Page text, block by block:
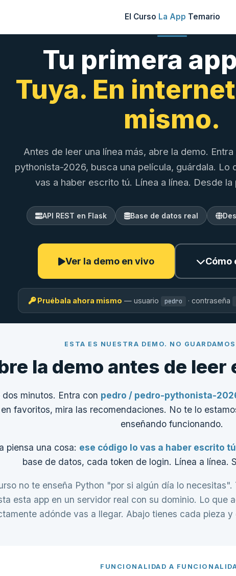
El Curso La App Temario
Tu primera
Tuya. En
mismo.
Antes de leer una línea más, abre la demo.
pythonista-2026, busca una película, guárdala. Lo
vas a haber escrito tú. Línea a línea. Desde la
API REST en Flask Base de datos real
Ver la demo en vivo Cómo
Pruébala ahora mismo — usuario pedro · contraseña
ESTA ES NUESTRA DEMO. NO GUARDAMOS
la demo antes de leer
dos minutos. Entra con pedro / pedro-pythonista-
en favoritos, mira las recomendaciones. No te lo
enseñando funcionando.
piensa una cosa: ese código lo vas a haber escrito tú
base de datos, cada token de login. Línea a línea.
no te enseña Python "por si algún día lo
esta app en un servidor real con su dominio. Lo que
adónde vas a llegar. Abajo tienes cada pieza y
FUNCIONALIDAD A